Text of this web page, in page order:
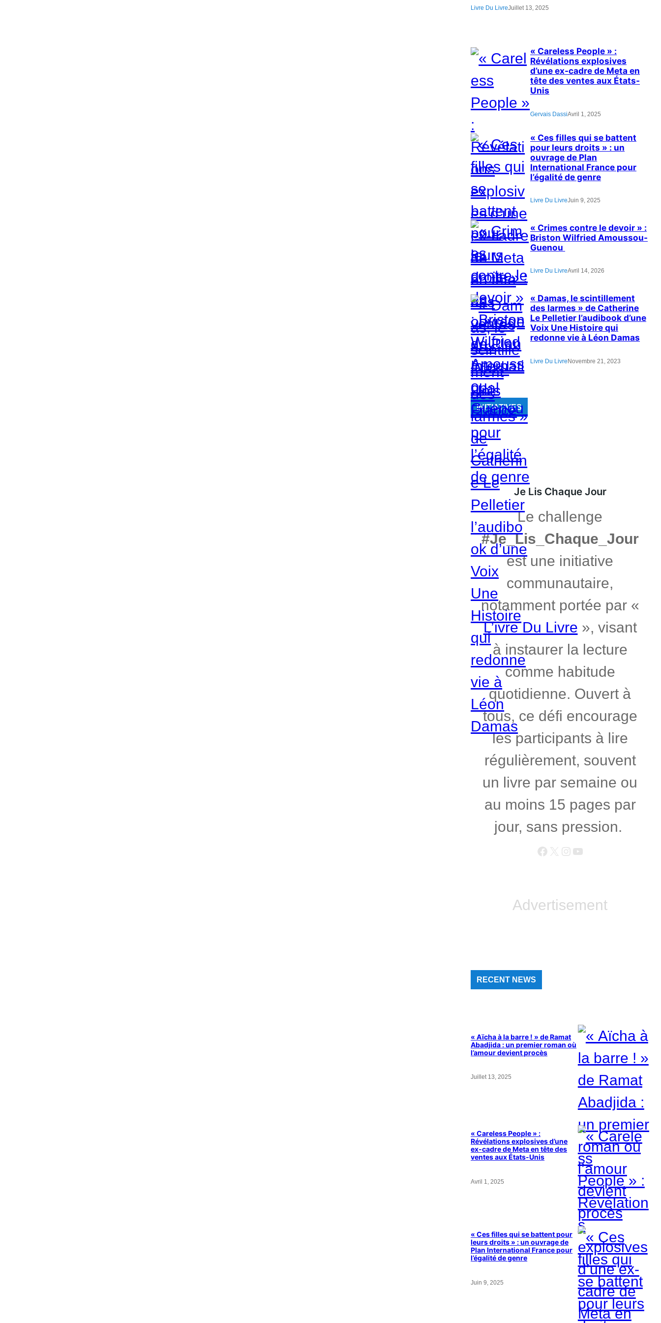
Livre Du LivreJuillet 13, 2025
« Careless People » :
Révélations explosives
d’une ex-cadre de Meta en
tête des ventes aux États-
Unis
Gervais DassiAvril 1, 2025
« Ces filles qui se battent
pour leurs droits » : un
ouvrage de Plan
International France pour
l’égalité de genre
Livre Du LivreJuin 9, 2025
« Crimes contre le devoir » :
Briston Wilfried Amoussou-
Guenou
Livre Du LivreAvril 14, 2026
« Damas, le scintillement
des larmes » de Catherine
Le Pelletier l’audibook d’une
Voix Une Histoire qui
redonne vie à Léon Damas
Livre Du LivreNovembre 21, 2023
INITIATIVES
Je Lis Chaque Jour
Le challenge
#Je_Lis_Chaque_Jour
est une initiative
communautaire,
notamment portée par «
L’ivre Du Livre », visant
à instaurer la lecture
comme habitude
quotidienne. Ouvert à
tous, ce défi encourage
les participants à lire
régulièrement, souvent
un livre par semaine ou
au moins 15 pages par
jour, sans pression.
Facebook X Instagram YouTube
Advertisement
RECENT NEWS
« Aïcha à la barre ! » de Ramat
Abadjida : un premier roman où
l’amour devient procès
Juillet 13, 2025
« Careless People » :
Révélations explosives d’une
ex-cadre de Meta en tête des
ventes aux États-Unis
Avril 1, 2025
« Ces filles qui se battent pour
leurs droits » : un ouvrage de
Plan International France pour
l’égalité de genre
Juin 9, 2025